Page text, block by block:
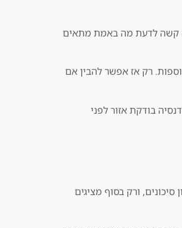
קשה לדעת מה באמת מתאים
רק אז אפשר להבין אם
בודקת אזור לפני
ורק בסוף מציגים